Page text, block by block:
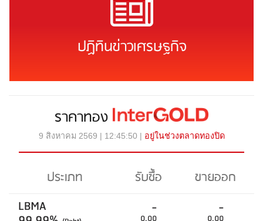
ปฏิทินข่าวเศรษฐกิจ
ราคาทอง
9 สิงหาคม 2569 | 12:45:50 | อยู่ในช่วงตลาดทองปิด
ประเภท รับซื้อ
ขายออก
LBMA
- -